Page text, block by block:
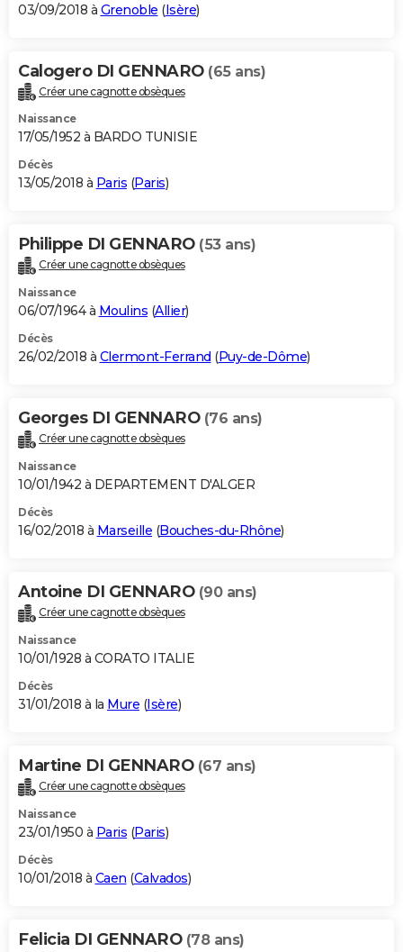
03/09/2018 à Grenoble (Isère)
Calogero DI GENNARO (65 ans)
Créer une cagnotte obsèques
Naissance
17/05/1952 à BARDO TUNISIE
Décès
13/05/2018 à Paris (Paris)
Philippe DI GENNARO (53 ans)
Créer une cagnotte obsèques
Naissance
06/07/1964 à Moulins (Allier)
Décès
26/02/2018 à Clermont-Ferrand (Puy-de-Dôme)
Georges DI GENNARO (76 ans)
Créer une cagnotte obsèques
Naissance
10/01/1942 à DEPARTEMENT D'ALGER
Décès
16/02/2018 à Marseille (Bouches-du-Rhône)
Antoine DI GENNARO (90 ans)
Créer une cagnotte obsèques
Naissance
10/01/1928 à CORATO ITALIE
Décès
31/01/2018 à la Mure (Isère)
Martine DI GENNARO (67 ans)
Créer une cagnotte obsèques
Naissance
23/01/1950 à Paris (Paris)
Décès
10/01/2018 à Caen (Calvados)
Felicia DI GENNARO (78 ans)